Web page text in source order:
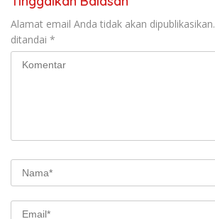
Alamat email Anda tidak akan dipublikasikan.
ditandai *